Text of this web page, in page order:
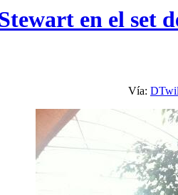
en el set
Vía: